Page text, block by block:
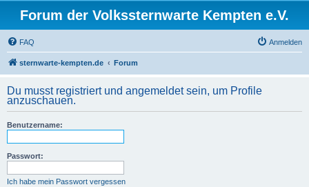
Forum der Volkssternwarte Kempten e.V.
FAQ Anmelden
sternwarte-kempten.de Forum
Du musst registriert und angemeldet sein, um Profile
anzuschauen.
Benutzername:
Passwort:
Ich habe mein Passwort vergessen